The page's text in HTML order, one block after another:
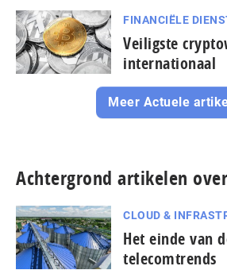
FINANCIËLE
Veiligste
internationaal
Meer Actuele
Achtergrond artikelen
CLOUD &
Het einde van
telecomtrends